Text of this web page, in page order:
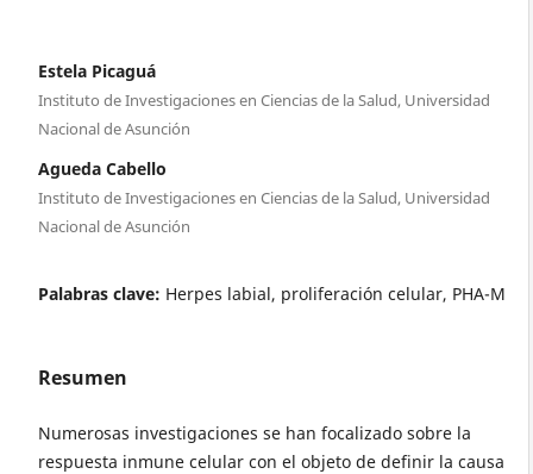
Estela Picaguá
Instituto de Investigaciones en Ciencias de la Salud, Universidad
Nacional de Asunción
Agueda Cabello
Instituto de Investigaciones en Ciencias de la Salud, Universidad
Nacional de Asunción
Palabras clave: Herpes labial, proliferación celular, PHA-M
Resumen
Numerosas investigaciones se han focalizado sobre la
respuesta inmune celular con el objeto de definir la causa